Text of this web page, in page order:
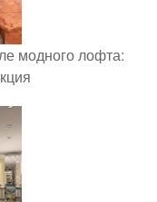
модного лофта: